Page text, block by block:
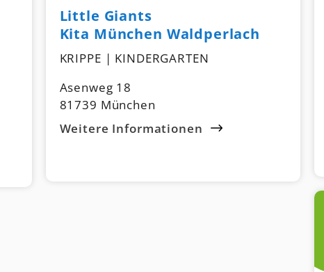
Little Giants
Kita München Waldperlach
KRIPPE | KINDERGARTEN
Asenweg 18
81739 München
Weitere Informationen